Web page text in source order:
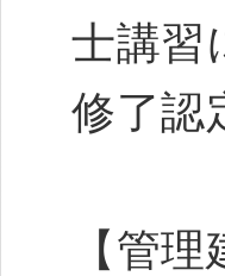
士講習
修了認
【管